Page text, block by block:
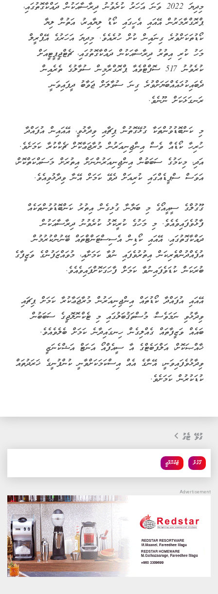
މިދިޔަ 2022 ވަނަ އަހަރު ކުރެވުނު ދިރާސާއަކުން ދައްކާގޮތުގައި،
ޕްރޮގްރާމަރުން އޭއައި އެހީގައި ކޯޑު ލިޔާއިރު، އަތުން ލިޔާ
ކޯޑުތަކަށްވުރެ ގިނައިން ކުށް ހުރެއެވެ. މިދިޔަ އަހަރުގެ އޭޕްރީލް
މަހު ކުރި އިތުރު ދިރާސާއަކުން ދައްކާގޮތުގައި، ޗެޓްޖީޕީޓީއަށް
ކުރެވުނު 517 ސޮފްޓްވެއާ ޕްރޮގްރާމިން ސުވާލުގެ ތެރެއިން
ދެބައިކުޅައެއްބަޔަށްވުރެ ގިނަ ސުވާލަށް ޖަވާބު ދީފައިވަނީ
ރަނގަޅަކަށް ނޫނެވެ.
މި ކަންބޮޑުވުންތަކާ ގުޅޭގޮތުން ޕިޗާއި ވިދާޅުވީ، އޭއައިން އުފައްދާ
ހުރިހާ ކޯޑެއް ވެސް އިންޖިނިއަރުން މުރާޖަޢާކޮށް ޗެކްކުރާ ކަމަށެވެ.
އަދި، މިކަމުގެ ސަބަބުން އިންޖިނިއަރުންނަށް އިތުރަށް މަސައްކަތްކޮށް،
އަވަސް ސްޕީޑެއްގައި ކުރިއަށް ދެވޭ ކަމަށް އޭނާ ވިދާޅުވިއެވެ.
ގޫގުލްގެ ސީއީއޯގެ މި ބަޔާނާ ގުޅިގެން އިތުރު ކަންބޮޑުވުންތަކެއް
ފާޅުވެފައިވެއެވެ. މި މަހުގެ ކުރީކޮޅު ކުރެވުނު ދިރާސާއަކުން
ދައްކާގޮތުގައި، އޭއައި ކޯޑިން އެސިސްޓަންޓްތައް ބޭނުންކުރުމުން
އުފެއްދުންތެރިކަން އިތުރުވެފައި ނުވާ ކަމަށާއި، މުވައްޒަފުންގެ ވަޒީފާގެ
ބުރަކަން ކުޑަވެފައިނުވާ ކަމަށް ފާހަގަކޮށްފައިވެއެވެ.
އޭއައި އުފައްދާ ކޯޑުތައް އިންޖިނިއަރުން މުރާޖަޢާކުރާ ކަމަށް ޕިޗައި
ވިދާޅުވި ނަމަވެސް، މުސްތަޤުބަލުގައި މި ޓެކްނޮލޮޖީގެ ސަބަބުން
ބައެއް ވަޒީފާތައް ގެއްލިގެން ހިނގައިދާނެ ކަމަށް ބެލެވެއެވެ.
ޚާއްޞަކޮށް، އަލްފަބެޓްގެ އާ ސީއެފްއޯ އަނަޓް އަޝްކެނަޒީ
ވިދާޅުވެފައިވަނީ، އޭނާގެ އެއް އިސްކަމަކަށްވާނީ ކުންފުނީގެ ޚަރަދުތައް
ކުޑަކުރުން ކަމަށެވެ.
ގުޅޭ ޓެގު
ޓެކްނޮލޮޖީ ގޫގުލް